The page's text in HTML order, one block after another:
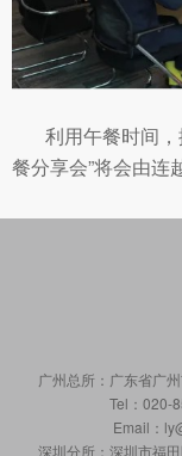
利用午餐时间
餐分享会”将会由连
广州总所： 广东省广
Tel：020-
Email：
深圳分所： 深圳市福